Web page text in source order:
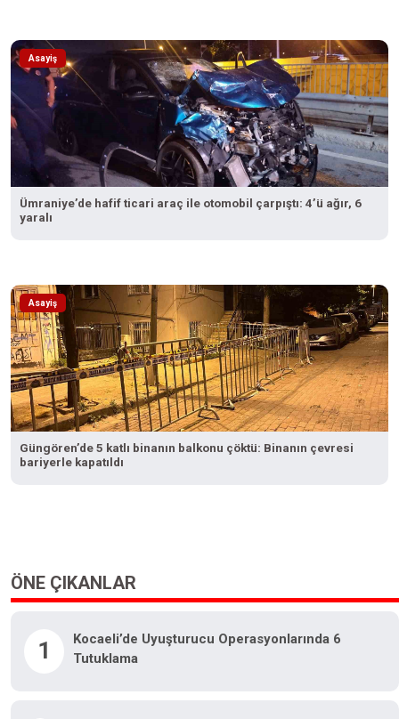
Asayiş
Ümraniye’de hafif ticari araç ile otomobil çarpıştı: 4’ü ağır, 6
yaralı
Asayiş
Güngören’de 5 katlı binanın balkonu çöktü: Binanın çevresi
bariyerle kapatıldı
ÖNE ÇIKANLAR
1
Kocaeli’de Uyuşturucu Operasyonlarında 6
Tutuklama